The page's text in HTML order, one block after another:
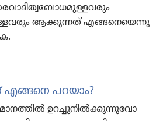
ആക്കുന്നത്‌ എങ്ങനെയെന്നു
എങ്ങനെ പറയാം?
ഉറച്ചുനിൽക്കുന്നുവോ